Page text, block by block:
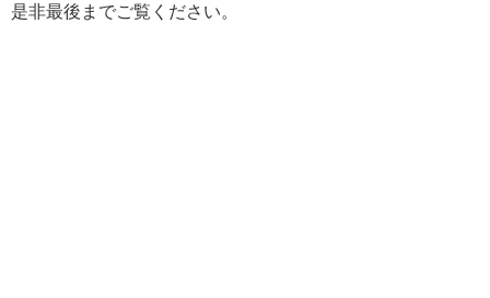
是非最後までご覧ください。